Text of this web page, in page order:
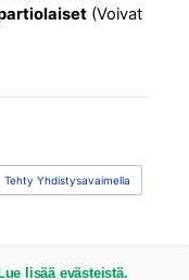
(Voivat
Tehty Yhdistysavaimella
Lue lisää evästeistä.